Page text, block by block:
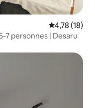
Évaluation
4,78 (18)
7 personnes | Desaru